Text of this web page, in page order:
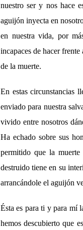
nuestro ser y nos hace
aguijón inyecta en
en nuestra vida, por
incapaces de hacer
de la muerte.
En estas circunstancias
enviado para nuestra
vivido entre nosotros
Ha echado sobre sus
permitido que la
destruido tiene en su
arrancándole el aguijón
Ésta es para ti y para mí
hemos descubierto que